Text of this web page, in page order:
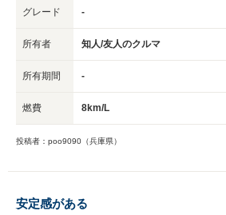
グレード -
所有者 知人/友人のクルマ
所有期間 -
燃費 8km/L
投稿者：poo9090（兵庫県）
安定感がある